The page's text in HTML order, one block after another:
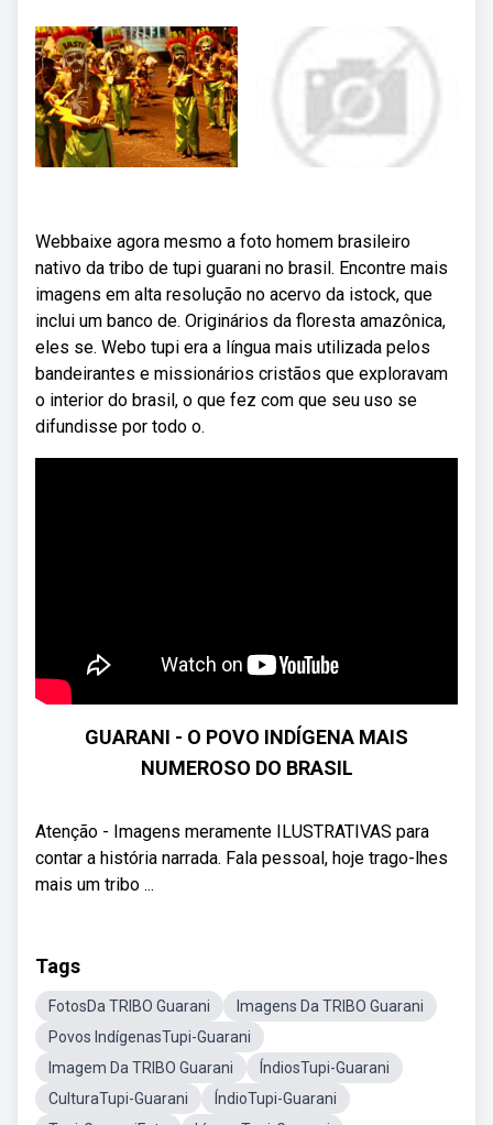
Webbaixe agora mesmo a foto homem brasileiro
nativo da tribo de tupi guarani no brasil. Encontre mais
imagens em alta resolução no acervo da istock, que
inclui um banco de. Originários da floresta amazônica,
eles se. Webo tupi era a língua mais utilizada pelos
bandeirantes e missionários cristãos que exploravam
o interior do brasil, o que fez com que seu uso se
difundisse por todo o.
GUARANI - O POVO INDÍGENA MAIS
NUMEROSO DO BRASIL
Atenção - Imagens meramente ILUSTRATIVAS para
contar a história narrada. Fala pessoal, hoje trago-lhes
mais um tribo ...
Tags
FotosDa TRIBO Guarani
Imagens Da TRIBO Guarani
Povos IndígenasTupi-Guarani
Imagem Da TRIBO Guarani
ÍndiosTupi-Guarani
CulturaTupi-Guarani
ÍndioTupi-Guarani